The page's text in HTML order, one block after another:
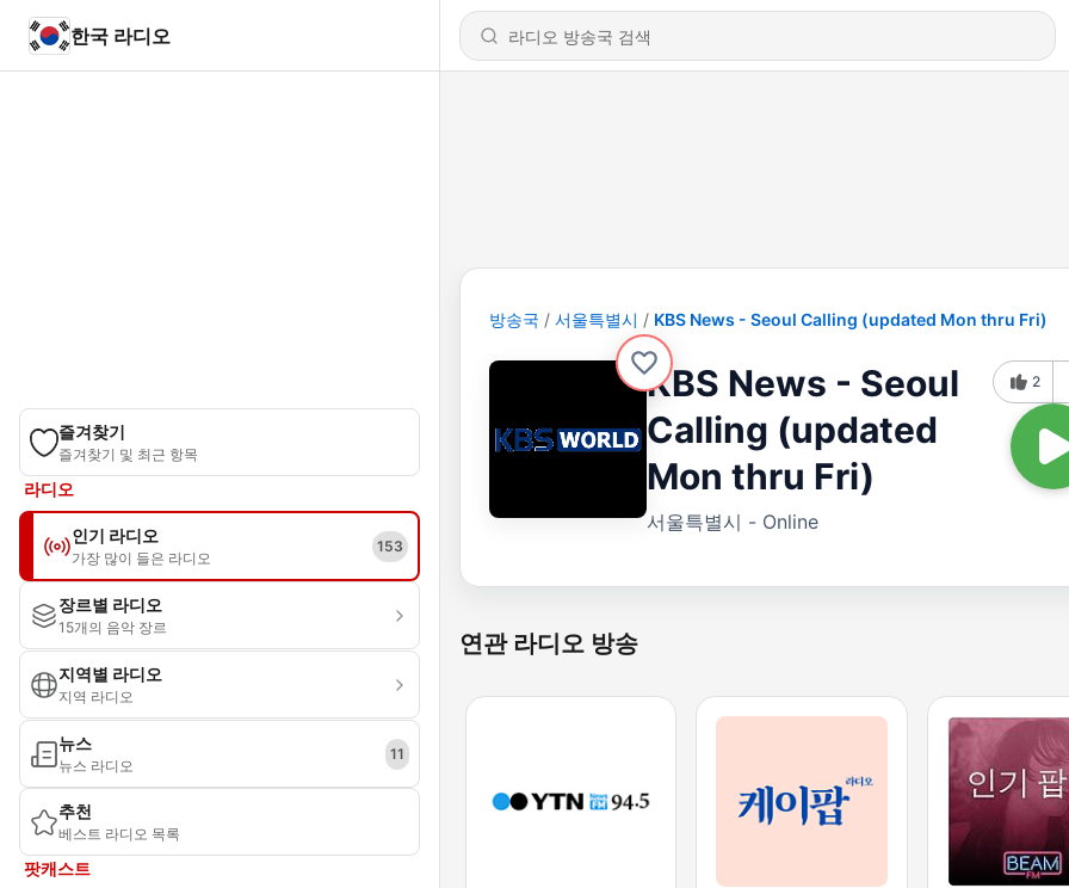
한국 라디오
즐겨찾기
즐겨찾기 및 최근 항목
라디오
인기 라디오
가장 많이 들은 라디오
153
장르별 라디오
15개의 음악 장르
지역별 라디오
지역 라디오
뉴스
뉴스 라디오
11
추천
베스트 라디오 목록
팟캐스트
방송국 서울특별시 KBS News - Seoul Calling (updated Mon thru Fri)
KBS News - Seoul
Calling (updated
Mon thru Fri)
서울특별시 - Online
2
연관 라디오 방송